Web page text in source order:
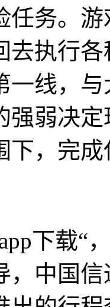
任务。
去执行
一线，
强弱决
下，完成
下载“
，中国